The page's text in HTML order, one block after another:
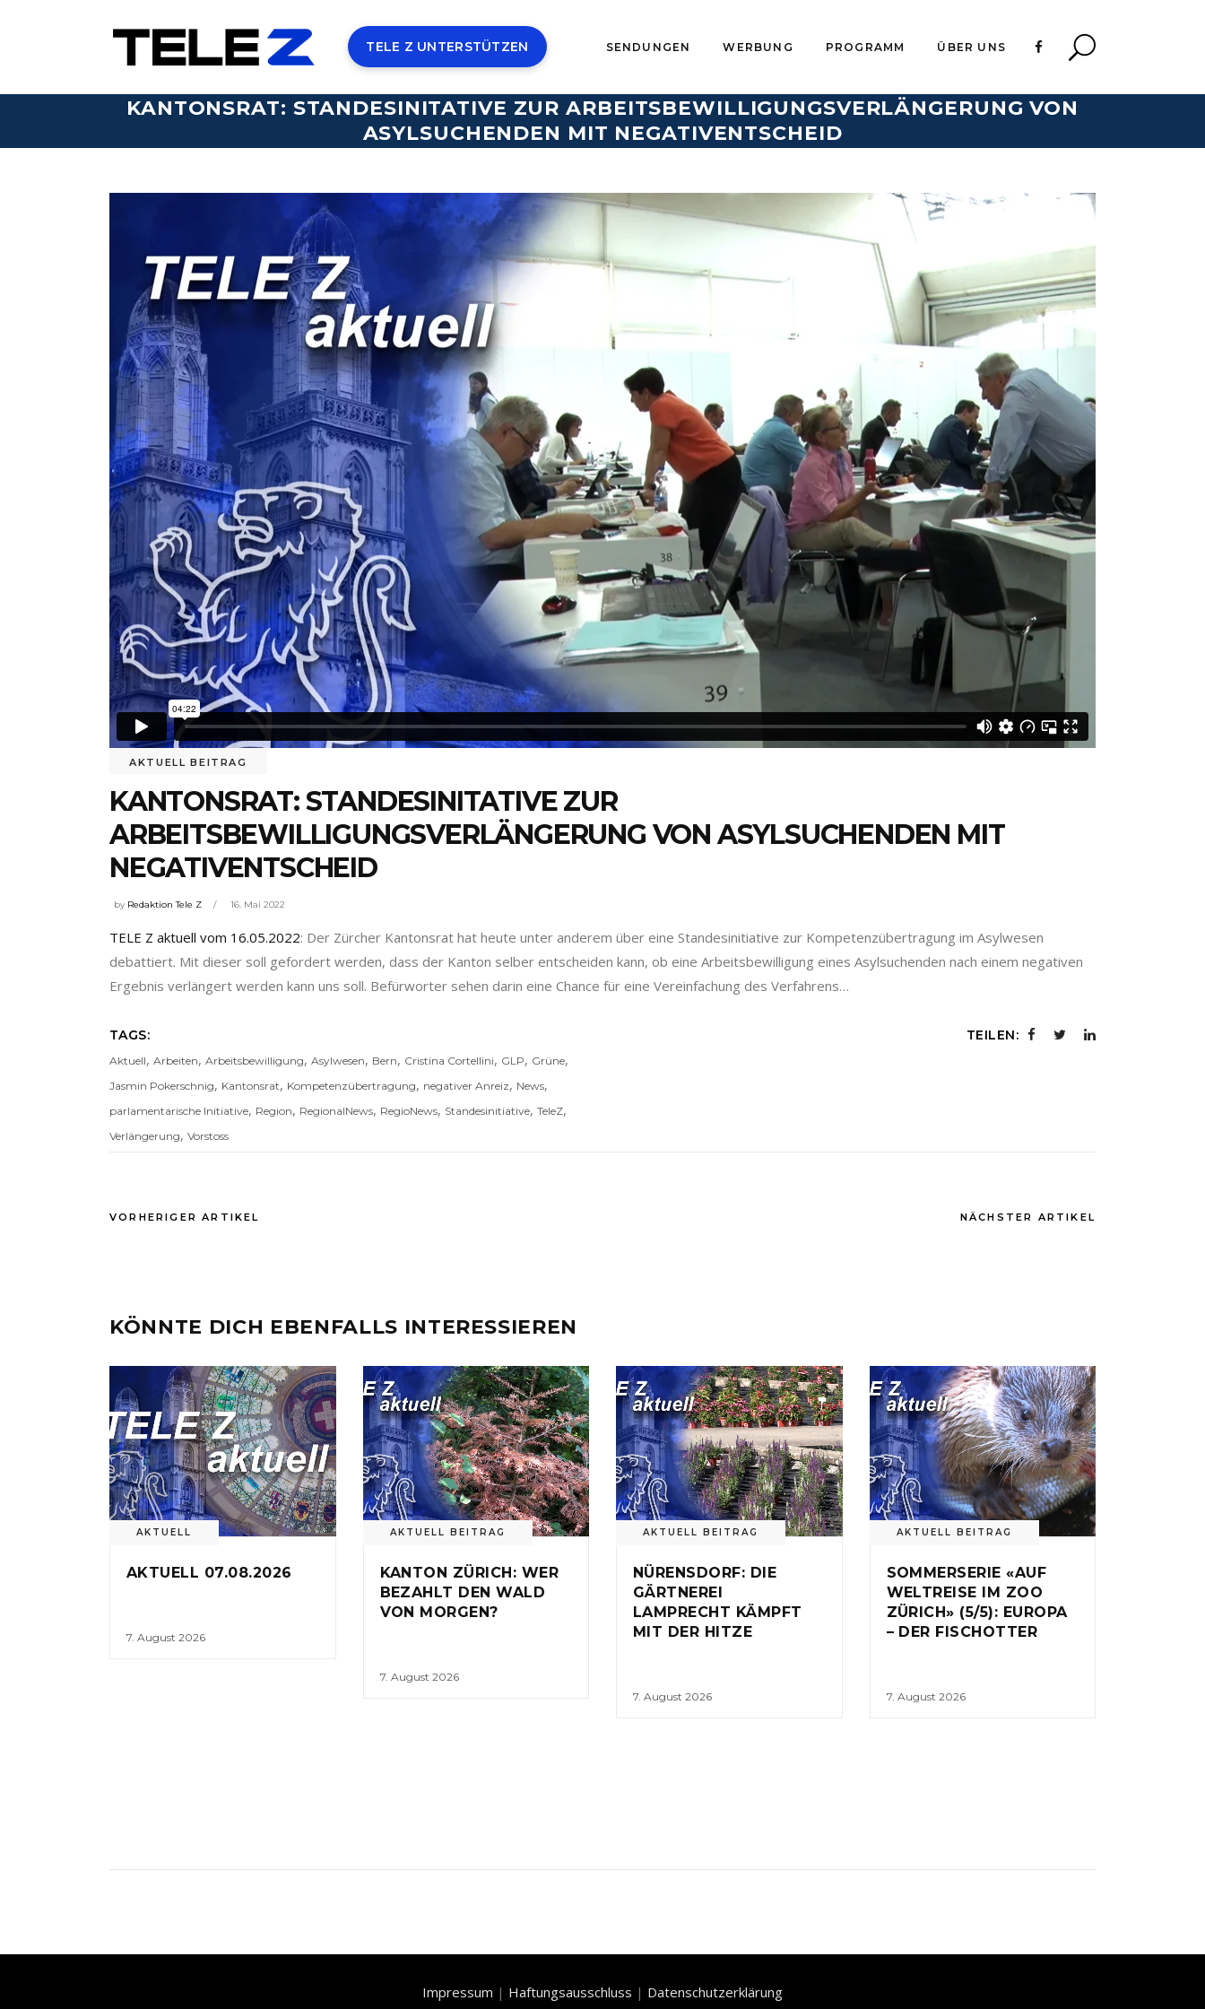
TELE Z UNTERSTÜTZEN SENDUNGEN WERBUNG PROGRAMM ÜBER UNS
KANTONSRAT: STANDESINITATIVE ZUR ARBEITSBEWILLIGUNGSVERLÄNGERUNG VON
ASYLSUCHENDEN MIT NEGATIVENTSCHEID
AKTUELL BEITRAG
KANTONSRAT: STANDESINITATIVE ZUR
ARBEITSBEWILLIGUNGSVERLÄNGERUNG VON ASYLSUCHENDEN MIT
NEGATIVENTSCHEID
by Redaktion Tele Z 16. Mai 2022
TELE Z aktuell vom 16.05.2022: Der Zürcher Kantonsrat hat heute unter anderem über eine Standesinitiative zur Kompetenzübertragung im Asylwesen
debattiert. Mit dieser soll gefordert werden, dass der Kanton selber entscheiden kann, ob eine Arbeitsbewilligung eines Asylsuchenden nach einem negativen
Ergebnis verlängert werden kann uns soll. Befürworter sehen darin eine Chance für eine Vereinfachung des Verfahrens…
TAGS:
Aktuell, Arbeiten, Arbeitsbewilligung, Asylwesen, Bern, Cristina Cortellini, GLP, Grüne,
Jasmin Pokerschnig, Kantonsrat, Kompetenzübertragung, negativer Anreiz, News,
parlamentarische Initiative, Region, RegionalNews, RegioNews, Standesinitiative, TeleZ,
Verlängerung, Vorstoss
TEILEN:
VORHERIGER ARTIKEL NÄCHSTER ARTIKEL
KÖNNTE DICH EBENFALLS INTERESSIEREN
AKTUELL
AKTUELL 07.08.2026
7. August 2026
AKTUELL BEITRAG
KANTON ZÜRICH: WER
BEZAHLT DEN WALD
VON MORGEN?
7. August 2026
AKTUELL BEITRAG
NÜRENSDORF: DIE
GÄRTNEREI
LAMPRECHT KÄMPFT
MIT DER HITZE
7. August 2026
AKTUELL BEITRAG
SOMMERSERIE «AUF
WELTREISE IM ZOO
ZÜRICH» (5/5): EUROPA
– DER FISCHOTTER
7. August 2026
Impressum | Haftungsausschluss | Datenschutzerklärung